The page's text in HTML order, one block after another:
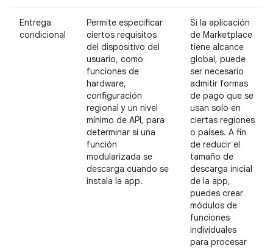
Entrega
condicional
Permite especificar
ciertos requisitos
del dispositivo del
usuario, como
funciones de
hardware,
configuración
regional y un nivel
mínimo de API, para
determinar si una
función
modularizada se
descarga cuando se
instala la app.
Si la aplicación
de Marketplace
tiene alcance
global, puede
ser necesario
admitir formas
de pago que se
usan solo en
ciertas regiones
o países. A fin
de reducir el
tamaño de
descarga inicial
de la app,
puedes crear
módulos de
funciones
individuales
para procesar